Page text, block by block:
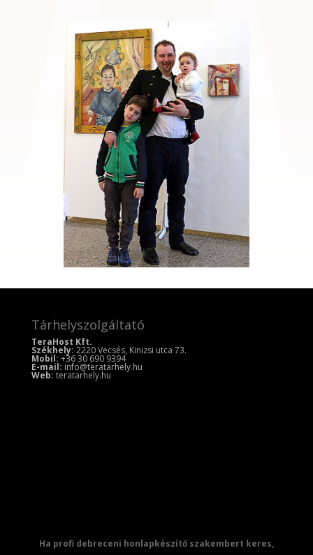
Tárhelyszolgáltató
TeraHost Kft.
Székhely: 2220 Vecsés, Kinizsi utca 73.
Mobil: +36 30 690 9394
E-mail: info@teratarhely.hu
Web: teratarhely.hu
Ha profi debreceni honlapkészítő szakembert keres,